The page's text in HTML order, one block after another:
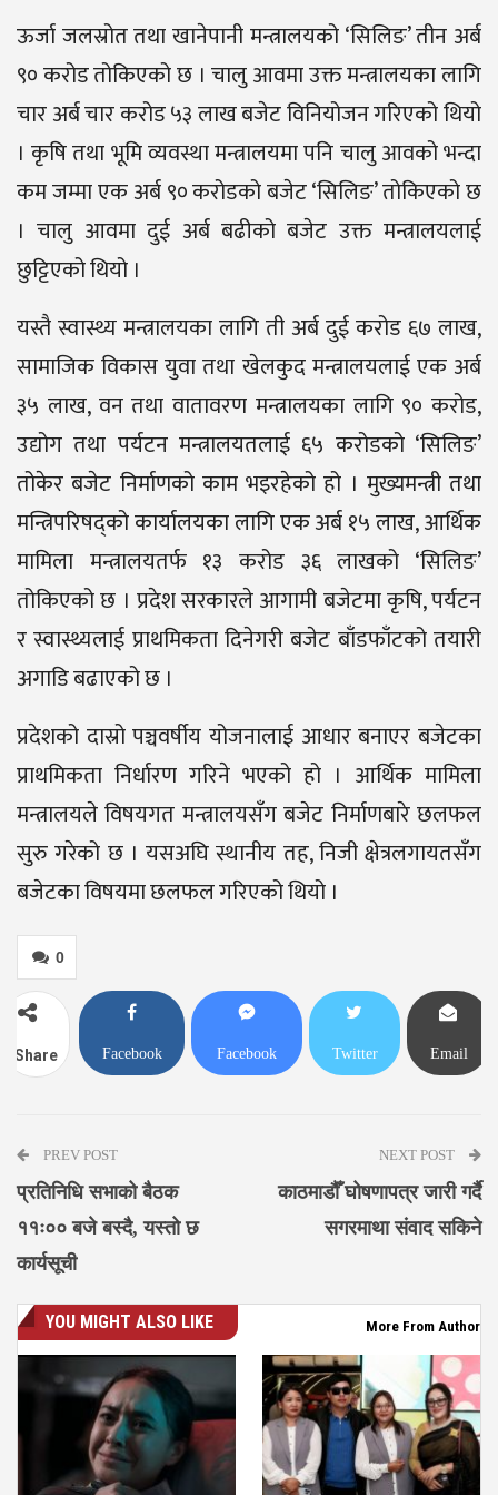
ऊर्जा जलस्रोत तथा खानेपानी मन्त्रालयको ‘सिलिङ’ तीन अर्ब
९० करोड तोकिएको छ । चालु आवमा उक्त मन्त्रालयका लागि
चार अर्ब चार करोड ५३ लाख बजेट विनियोजन गरिएको थियो
। कृषि तथा भूमि व्यवस्था मन्त्रालयमा पनि चालु आवको भन्दा
कम जम्मा एक अर्ब ९० करोडको बजेट ‘सिलिङ’ तोकिएको छ
। चालु आवमा दुई अर्ब बढीको बजेट उक्त मन्त्रालयलाई
छुट्टिएको थियो ।
यस्तै स्वास्थ्य मन्त्रालयका लागि ती अर्ब दुई करोड ६७ लाख,
सामाजिक विकास युवा तथा खेलकुद मन्त्रालयलाई एक अर्ब
३५ लाख, वन तथा वातावरण मन्त्रालयका लागि ९० करोड,
उद्योग तथा पर्यटन मन्त्रालयतलाई ६५ करोडको ‘सिलिङ’
तोकेर बजेट निर्माणको काम भइरहेको हो । मुख्यमन्त्री तथा
मन्त्रिपरिषद्को कार्यालयका लागि एक अर्ब १५ लाख, आर्थिक
मामिला मन्त्रालयतर्फ १३ करोड ३६ लाखको ‘सिलिङ’
तोकिएको छ । प्रदेश सरकारले आगामी बजेटमा कृषि, पर्यटन
र स्वास्थ्यलाई प्राथमिकता दिनेगरी बजेट बाँडफाँटको तयारी
अगाडि बढाएको छ ।
प्रदेशको दास्रो पञ्चवर्षीय योजनालाई आधार बनाएर बजेटका
प्राथमिकता निर्धारण गरिने भएको हो । आर्थिक मामिला
मन्त्रालयले विषयगत मन्त्रालयसँग बजेट निर्माणबारे छलफल
सुरु गरेको छ । यसअघि स्थानीय तह, निजी क्षेत्रलगायतसँग
बजेटका विषयमा छलफल गरिएको थियो ।
0
Share Facebook Facebook Twitter Email
PREV POST
प्रतिनिधि सभाको बैठक
११ः०० बजे बस्दै, यस्तो छ
कार्यसूची
NEXT POST
काठमाडौँ घोषणापत्र जारी गर्दै
सगरमाथा संवाद सकिने
YOU MIGHT ALSO LIKE More From Author